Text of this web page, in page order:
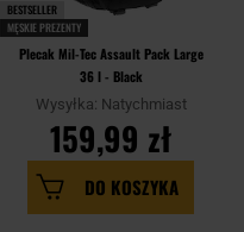
BESTSELLER
MĘSKIE PREZENTY
Plecak Mil-Tec Assault Pack Large
36 l - Black
Wysyłka: Natychmiast
159,99 zł
DO KOSZYKA